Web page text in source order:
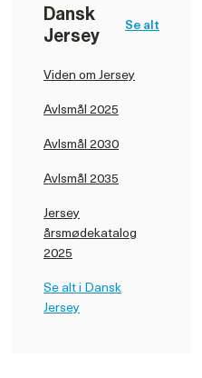
Dansk
Jersey
Se alt
Viden om Jersey
Avlsmål 2025
Avlsmål 2030
Avlsmål 2035
Jersey
årsmødekatalog
2025
Se alt i Dansk
Jersey